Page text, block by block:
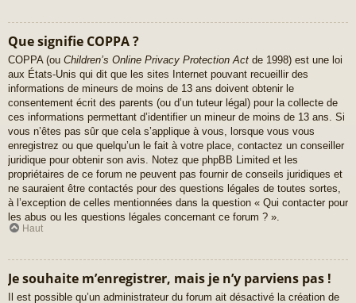
Que signifie COPPA ?
COPPA (ou Children’s Online Privacy Protection Act de 1998) est une loi
aux États-Unis qui dit que les sites Internet pouvant recueillir des
informations de mineurs de moins de 13 ans doivent obtenir le
consentement écrit des parents (ou d’un tuteur légal) pour la collecte de
ces informations permettant d’identifier un mineur de moins de 13 ans. Si
vous n’êtes pas sûr que cela s’applique à vous, lorsque vous vous
enregistrez ou que quelqu’un le fait à votre place, contactez un conseiller
juridique pour obtenir son avis. Notez que phpBB Limited et les
propriétaires de ce forum ne peuvent pas fournir de conseils juridiques et
ne sauraient être contactés pour des questions légales de toutes sortes,
à l’exception de celles mentionnées dans la question « Qui contacter pour
les abus ou les questions légales concernant ce forum ? ».
Haut
Je souhaite m’enregistrer, mais je n’y parviens pas !
Il est possible qu’un administrateur du forum ait désactivé la création de